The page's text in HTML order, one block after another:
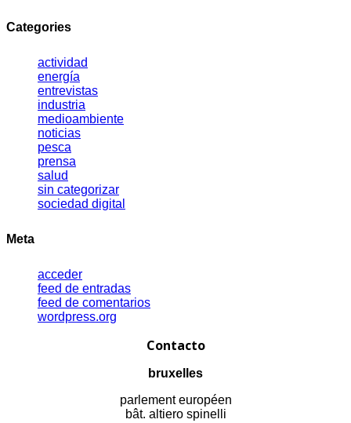
Categories
actividad
energía
entrevistas
industria
medioambiente
noticias
pesca
prensa
salud
sin categorizar
sociedad digital
Meta
acceder
feed de entradas
feed de comentarios
wordpress.org
Contacto
bruxelles
parlement européen
bât. altiero spinelli